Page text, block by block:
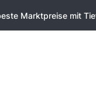
Marktpreise mit